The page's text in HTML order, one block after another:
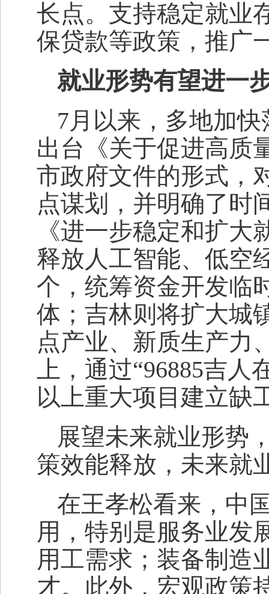
长点。支持稳定就业
保贷款等政策，推广
就业形势有望进一
7月以来，多地加
出台《关于促进高质
市政府文件的形式，
点谋划，并明确了时
《进一步稳定和扩
释放人工智能、低空
个，统筹资金开发临
体；吉林则将扩大城
点产业、新质生产力
上，通过“96885吉人
以上重大项目建立缺
展望未来就业形势
策效能释放，未来就
在王孝松看来，中
用，特别是服务业发
用工需求；装备制造
才。此外，宏观政策